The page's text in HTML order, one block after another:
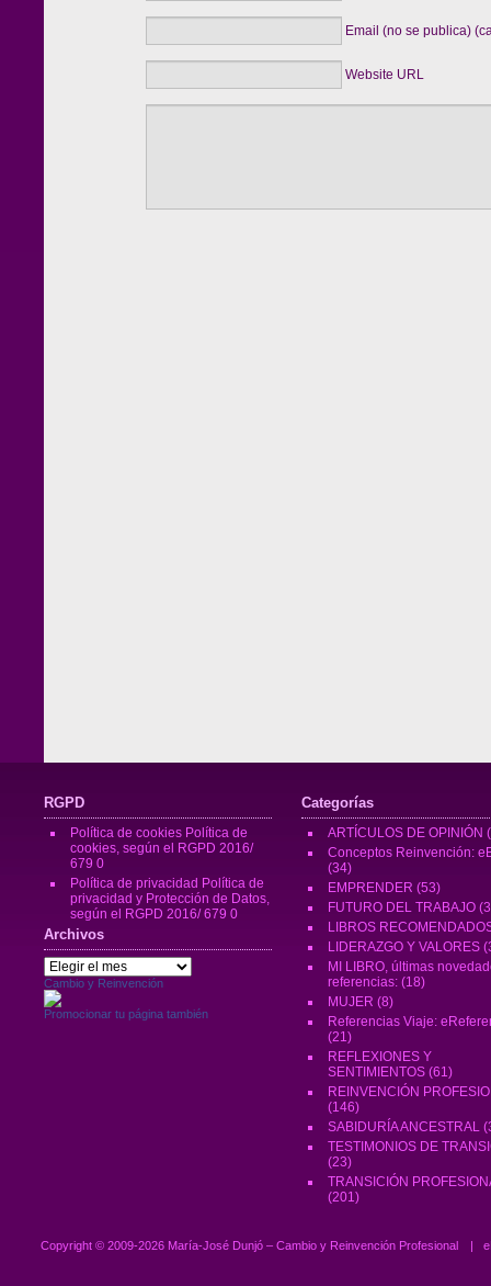
Email (no se publica)
Website URL
RGPD
Política de cookies Política de
cookies, según el RGPD 2016/
679 0
Política de privacidad Política de
privacidad y Protección de Datos,
según el RGPD 2016/ 679 0
Archivos
Archivos
Cambio y Reinvención
Promocionar tu página también
Categorías
ARTÍCULOS DE OPINIÓN
Conceptos Reinvención:
(34)
EMPRENDER (53)
FUTURO DEL TRABAJO
LIBROS
LIDERAZGO Y VALORES
MI LIBRO, últimas
referencias: (18)
MUJER (8)
Referencias Viaje:
(21)
REFLEXIONES Y
SENTIMIENTOS (61)
REINVENCIÓN
(146)
SABIDURÍA ANCESTRAL
TESTIMONIOS DE
(23)
TRANSICIÓN
(201)
Copyright © 2009-2026 María-José Dunjó – Cambio y Reinvención Profesional |